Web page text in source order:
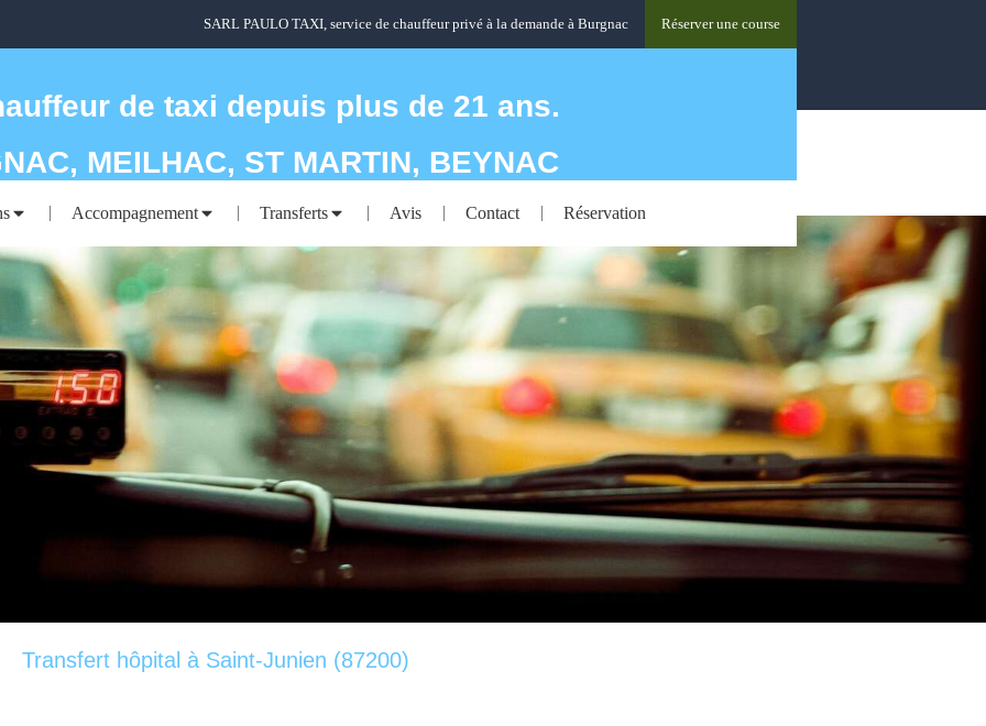
Réserver une course
SARL PAULO TAXI, service de chauffeur privé à la demande à Burgnac
de taxi depuis plus de 21 ans.
MEILHAC, ST MARTIN, BEYNAC
Accompagnement Transferts Avis Contact Réservation
Transfert hôpital à Saint-Junien (87200)